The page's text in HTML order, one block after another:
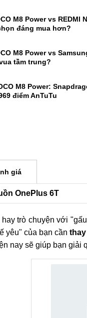
M8 Power vs REDMI
đáng mua hơn?
M8 Power vs
tầm trung?
điểm AnTuTu
giá